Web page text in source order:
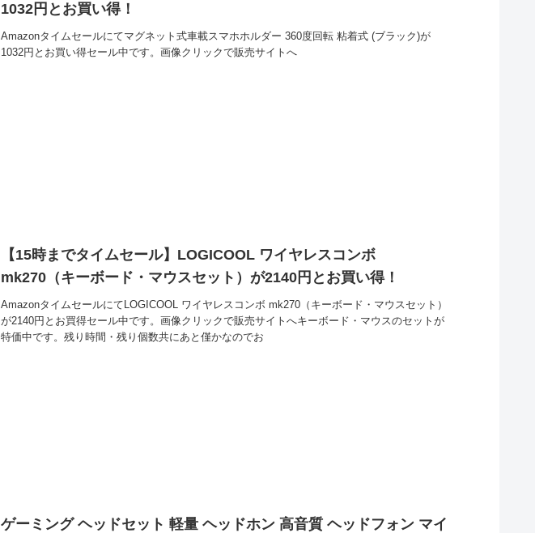
1032円とお買い得！
Amazonタイムセールにてマグネット式車載スマホホルダー 360度回転 粘着式 (ブラック)が
1032円とお買い得セール中です。画像クリックで販売サイトへ
【15時までタイムセール】LOGICOOL ワイヤレスコンボ
mk270（キーボード・マウスセット）が2140円とお買い得！
AmazonタイムセールにてLOGICOOL ワイヤレスコンボ mk270（キーボード・マウスセット）
が2140円とお買得セール中です。画像クリックで販売サイトへキーボード・マウスのセットが
特価中です。残り時間・残り個数共にあと僅かなのでお
ゲーミング ヘッドセット 軽量 ヘッドホン 高音質 ヘッドフォン マイ